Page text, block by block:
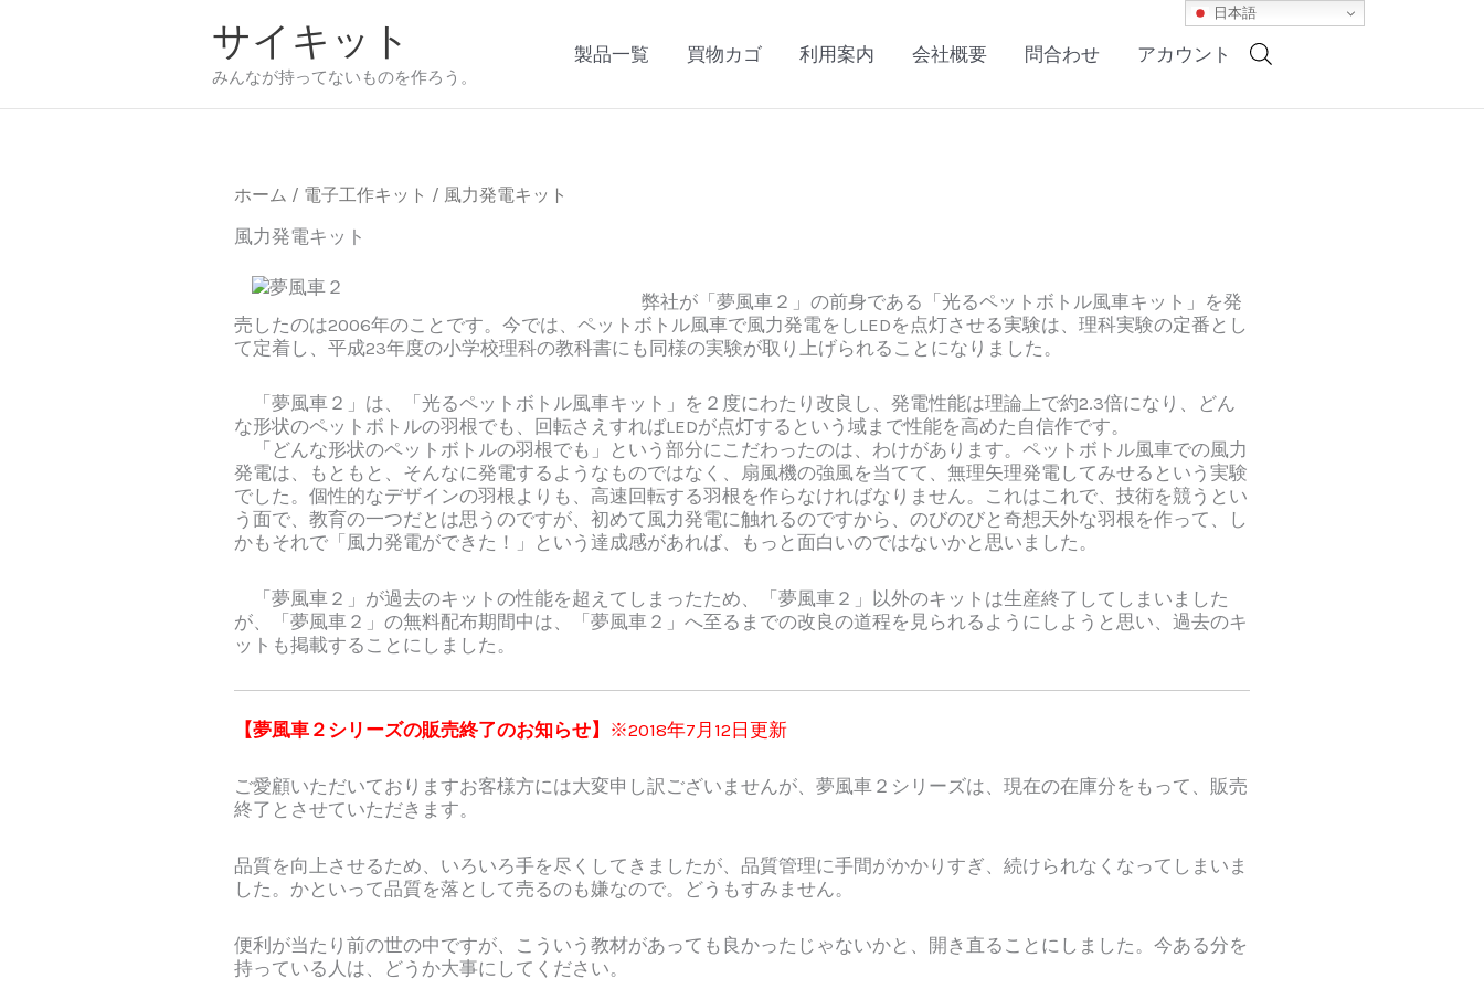
キ
サイキット
みんなが持ってないものを作ろう。
製品一覧 買物カゴ 利用案内 会社概要 問合わせ アカウント
ホーム / 電子工作キット / 風力発電キット
風力発電キット
弊社が「夢風車２」の前身である「光るペットボトル風車キット」を発
売したのは2006年のことです。今では、ペットボトル風車で風力発電をしLEDを点灯させる実験は、理科実験の定番とし
て定着し、平成23年度の小学校理科の教科書にも同様の実験が取り上げられることになりました。
「夢風車２」は、「光るペットボトル風車キット」を２度にわたり改良し、発電性能は理論上で約2.3倍になり、どん
な形状のペットボトルの羽根でも、回転さえすればLEDが点灯するという域まで性能を高めた自信作です。
「どんな形状のペットボトルの羽根でも」という部分にこだわったのは、わけがあります。ペットボトル風車での風力
発電は、もともと、そんなに発電するようなものではなく、扇風機の強風を当てて、無理矢理発電してみせるという実験
でした。個性的なデザインの羽根よりも、高速回転する羽根を作らなければなりません。これはこれで、技術を競うとい
う面で、教育の一つだとは思うのですが、初めて風力発電に触れるのですから、のびのびと奇想天外な羽根を作って、し
かもそれで「風力発電ができた！」という達成感があれば、もっと面白いのではないかと思いました。
「夢風車２」が過去のキットの性能を超えてしまったため、「夢風車２」以外のキットは生産終了してしまいました
が、「夢風車２」の無料配布期間中は、「夢風車２」へ至るまでの改良の道程を見られるようにしようと思い、過去のキ
ットも掲載することにしました。
【夢風車２シリーズの販売終了のお知らせ】 ※2018年7月12日更新
ご愛顧いただいておりますお客様方には大変申し訳ございませんが、夢風車２シリーズは、現在の在庫分をもって、販売
終了とさせていただきます。
品質を向上させるため、いろいろ手を尽くしてきましたが、品質管理に手間がかかりすぎ、続けられなくなってしまいま
した。かといって品質を落として売るのも嫌なので。どうもすみません。
便利が当たり前の世の中ですが、こういう教材があっても良かったじゃないかと、開き直ることにしました。今ある分を
持っている人は、どうか大事にしてください。
日本語